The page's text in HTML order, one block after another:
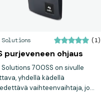
Solutions (1)
purjeveneen ohjaus
700SS on sivulle
yhdellä kädellä
vaihteenvaihtaja, jo...